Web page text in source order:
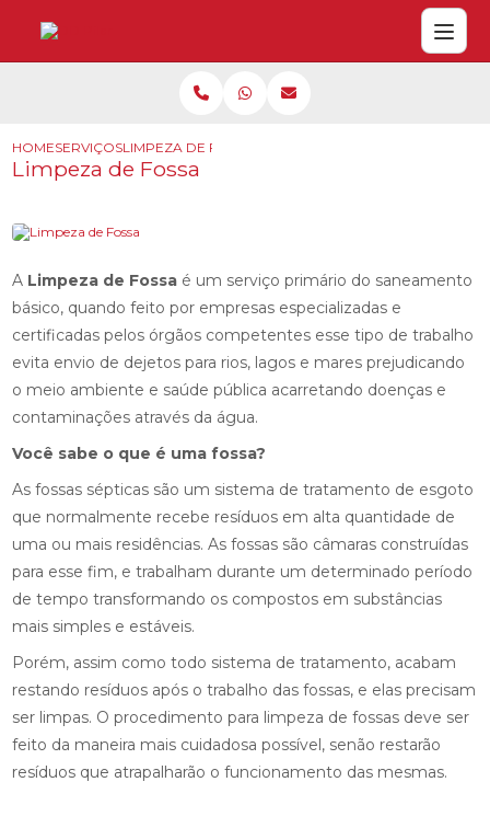
HOMESERVIÇOSLIMPEZA DE FOSSA
Limpeza de Fossa
A Limpeza de Fossa é um serviço primário do saneamento
básico, quando feito por empresas especializadas e
certificadas pelos órgãos competentes esse tipo de trabalho
evita envio de dejetos para rios, lagos e mares prejudicando
o meio ambiente e saúde pública acarretando doenças e
contaminações através da água.
Você sabe o que é uma fossa?
As fossas sépticas são um sistema de tratamento de esgoto
que normalmente recebe resíduos em alta quantidade de
uma ou mais residências. As fossas são câmaras construídas
para esse fim, e trabalham durante um determinado período
de tempo transformando os compostos em substâncias
mais simples e estáveis.
Porém, assim como todo sistema de tratamento, acabam
restando resíduos após o trabalho das fossas, e elas precisam
ser limpas. O procedimento para limpeza de fossas deve ser
feito da maneira mais cuidadosa possível, senão restarão
resíduos que atrapalharão o funcionamento das mesmas.